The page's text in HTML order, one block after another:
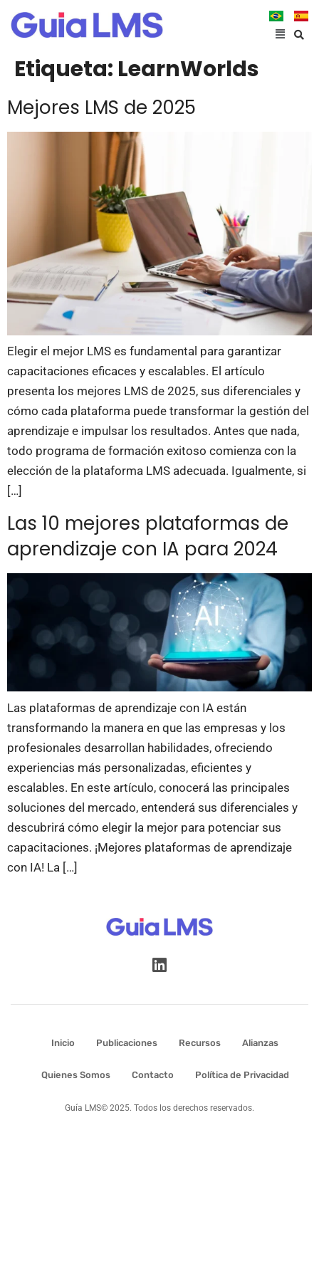
Etiqueta: LearnWorlds
Mejores LMS de 2025
Elegir el mejor LMS es fundamental para garantizar
capacitaciones eficaces y escalables. El artículo
presenta los mejores LMS de 2025, sus diferenciales y
cómo cada plataforma puede transformar la gestión del
aprendizaje e impulsar los resultados. Antes que nada,
todo programa de formación exitoso comienza con la
elección de la plataforma LMS adecuada. Igualmente, si
[…]
Las 10 mejores plataformas de
aprendizaje con IA para 2024
Las plataformas de aprendizaje con IA están
transformando la manera en que las empresas y los
profesionales desarrollan habilidades, ofreciendo
experiencias más personalizadas, eficientes y
escalables. En este artículo, conocerá las principales
soluciones del mercado, entenderá sus diferenciales y
descubrirá cómo elegir la mejor para potenciar sus
capacitaciones. ¡Mejores plataformas de aprendizaje
con IA! La […]
Inicio Publicaciones Recursos Alianzas
Quienes Somos Contacto Política de Privacidad
Guía LMS© 2025. Todos los derechos reservados.